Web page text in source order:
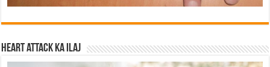
Heart attack ka ilaj